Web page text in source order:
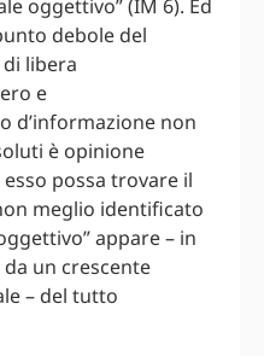
oggettivo” (IM 6). Ed
debole del
libera
e
d’informazione non
è opinione
possa trovare il
meglio identificato
appare – in
un crescente
– del tutto